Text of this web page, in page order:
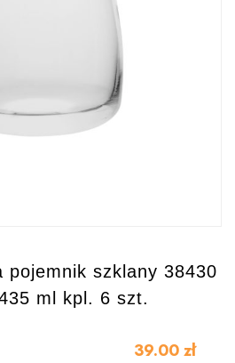
pojemnik szklany 38430
ml kpl. 6 szt.
39.00 zł